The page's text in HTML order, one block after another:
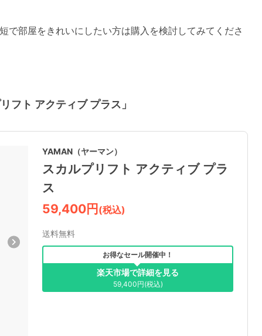
で部屋をきれいにしたい方は購入を検討してみてくださ
フト アクティブ プラス」
YAMAN（ヤーマン）
スカルプリフト アクティブ プラ
ス
59,400円 (税込)
送料無料
お得なセール開催中！
楽天市場で詳細を見る
59,400円(税込)